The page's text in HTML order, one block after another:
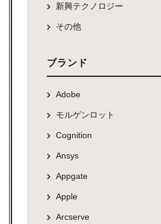
新興テクノロジー
その他
ブランド
Adobe
モルゲンロット
Cognition
Ansys
Appgate
Apple
Arcserve